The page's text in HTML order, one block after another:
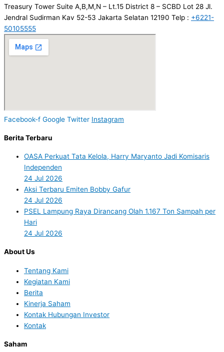
Treasury Tower Suite A,B,M,N – Lt.15 District 8 – SCBD Lot 28 Jl.
Jendral Sudirman Kav 52-53 Jakarta Selatan 12190 Telp : +6221-
50105555
Facebook-f Google Twitter Instagram
Berita Terbaru
OASA Perkuat Tata Kelola, Harry Maryanto Jadi Komisaris
Independen
24 Jul 2026
Aksi Terbaru Emiten Bobby Gafur
24 Jul 2026
PSEL Lampung Raya Dirancang Olah 1.167 Ton Sampah per
Hari
24 Jul 2026
About Us
Tentang Kami
Kegiatan Kami
Berita
Kinerja Saham
Kontak Hubungan Investor
Kontak
Saham